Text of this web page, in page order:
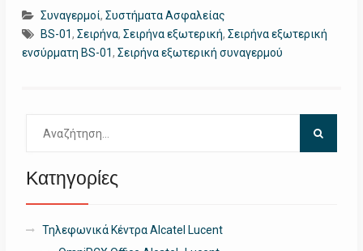
Συναγερμοί, Συστήματα Ασφαλείας
ΒS-01, Σειρήνα, Σειρήνα εξωτερική, Σειρήνα εξωτερική
ενσύρματη ΒS-01, Σειρήνα εξωτερική συναγερμού
για:
Κατηγορίες
Τηλεφωνικά Κέντρα Alcatel Lucent